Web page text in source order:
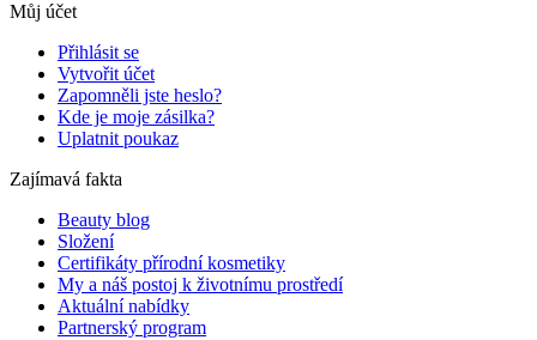
Můj účet
Přihlásit se
Vytvořit účet
Zapomněli jste heslo?
Kde je moje zásilka?
Uplatnit poukaz
Zajímavá fakta
Beauty blog
Složení
Certifikáty přírodní kosmetiky
My a náš postoj k životnímu prostředí
Aktuální nabídky
Partnerský program